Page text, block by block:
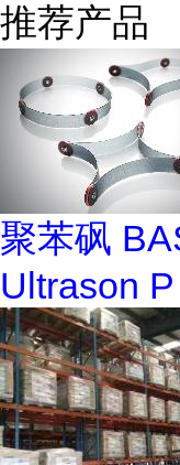
推荐产品
聚苯砜
Ultrason